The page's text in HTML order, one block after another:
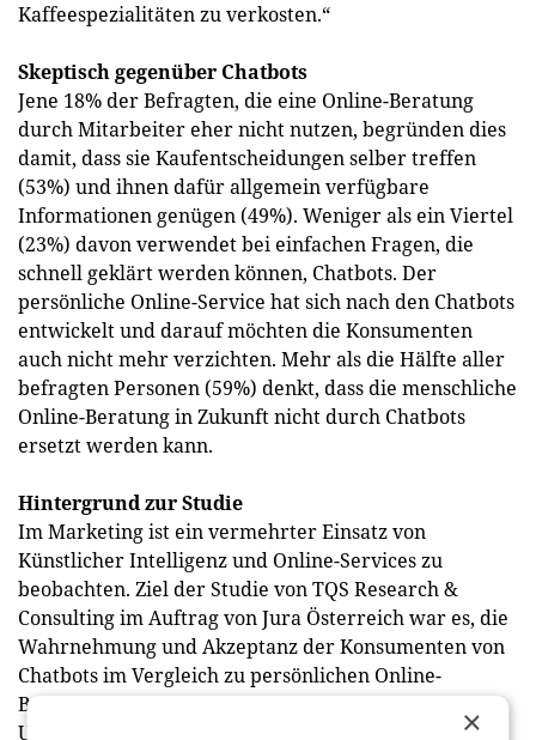
Kaffeespezialitäten zu verkosten.“
Skeptisch gegenüber Chatbots
Jene 18% der Befragten, die eine Online-Beratung
durch Mitarbeiter eher nicht nutzen, begründen dies
damit, dass sie Kaufentscheidungen selber treffen
(53%) und ihnen dafür allgemein verfügbare
Informationen genügen (49%). Weniger als ein Viertel
(23%) davon verwendet bei einfachen Fragen, die
schnell geklärt werden können, Chatbots. Der
persönliche Online-Service hat sich nach den Chatbots
entwickelt und darauf möchten die Konsumenten
auch nicht mehr verzichten. Mehr als die Hälfte aller
befragten Personen (59%) denkt, dass die menschliche
Online-Beratung in Zukunft nicht durch Chatbots
ersetzt werden kann.
Hintergrund zur Studie
Im Marketing ist ein vermehrter Einsatz von
Künstlicher Intelligenz und Online-Services zu
beobachten. Ziel der Studie von TQS Research &
Consulting im Auftrag von Jura Österreich war es, die
Wahrnehmung und Akzeptanz der Konsumenten von
Chatbots im Vergleich zu persönlichen Online-
Beratungen durch Mitarbeiter zu erheben. Die
Umfrage wurde im Zeitraum von 8. bis 10. März 2022
×